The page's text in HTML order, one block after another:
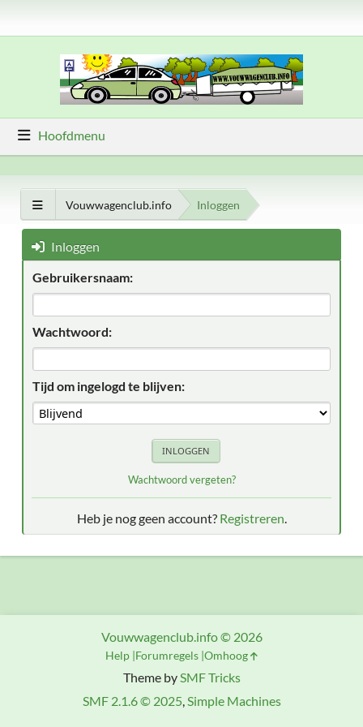
Hoofdmenu
Vouwwagenclub.info Inloggen
Inloggen
Gebruikersnaam:
Wachtwoord:
Tijd om ingelogd te blijven:
Wachtwoord vergeten?
Heb je nog geen account? Registreren
Theme bySMF Tricks
SMF 2.1.6 © 2025,Simple Machines
Vouwwagenclub.info © 2026
Help Forumregels Omhoog